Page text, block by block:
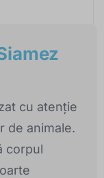
cu atenție
de animale.
corpul